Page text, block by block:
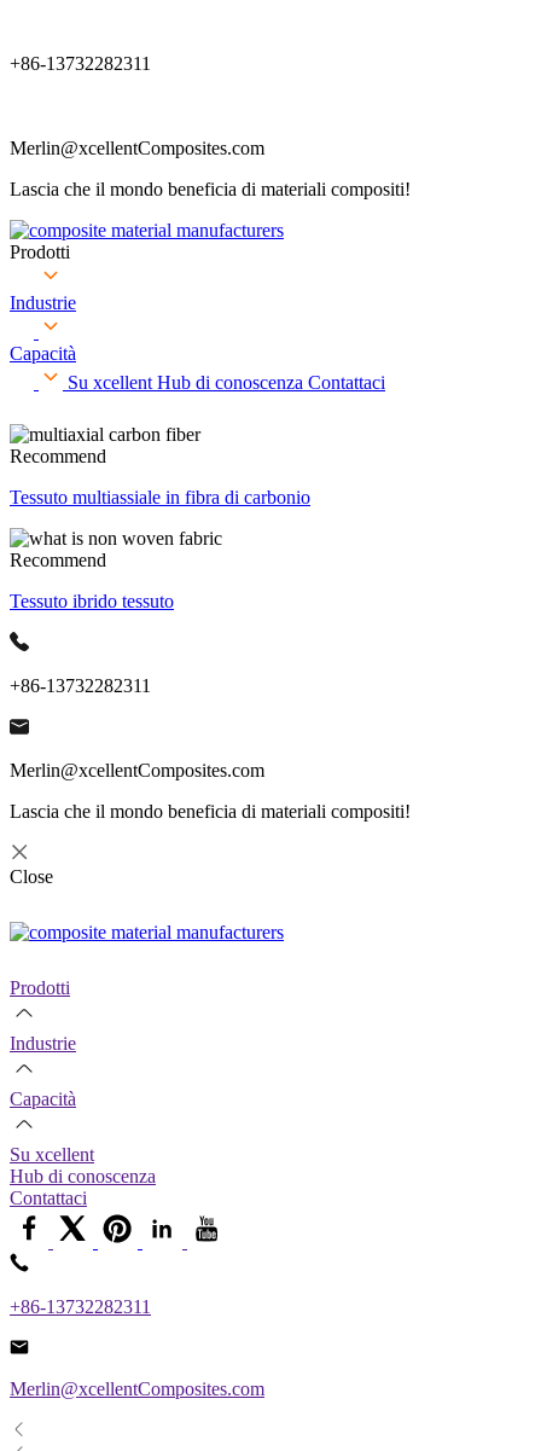
+86-13732282311
Merlin@xcellentComposites.com
Lascia che il mondo beneficia di materiali compositi!
Prodotti
Industrie
Capacità
Su xcellent Hub di conoscenza Contattaci
Recommend
Tessuto multiassiale in fibra di carbonio
Recommend
Tessuto ibrido tessuto
+86-13732282311
Merlin@xcellentComposites.com
Lascia che il mondo beneficia di materiali compositi!
Close
Prodotti
Industrie
Capacità
Su xcellent
Hub di conoscenza
Contattaci
+86-13732282311
Merlin@xcellentComposites.com